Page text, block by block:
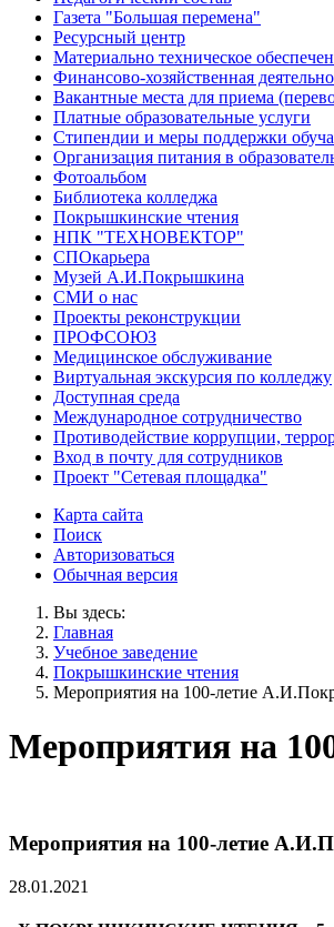
Газета "Большая перемена"
Ресурсный центр
Материально техническое
Финансово-хозяйственная
Вакантные места для приема
Платные образовательные услуги
Стипендии и меры поддержки
Организация питания в
Фотоальбом
Библиотека колледжа
Покрышкинские чтения
НПК "ТЕХНОВЕКТОР"
СПОкарьера
Музей А.И.Покрышкина
СМИ о нас
Проекты реконструкции
ПРОФСОЮЗ
Медицинское обслуживание
Виртуальная экскурсия по колледжу
Доступная среда
Международное сотрудничество
Противодействие коррупции,
Вход в почту для сотрудников
Проект "Сетевая площадка"
Карта сайта
Поиск
Авторизоваться
Обычная версия
Вы здесь:
Главная
Учебное заведение
Покрышкинские чтения
Мероприятия на 100-летие
Мероприятия на
Мероприятия на 100-летие
28.01.2021